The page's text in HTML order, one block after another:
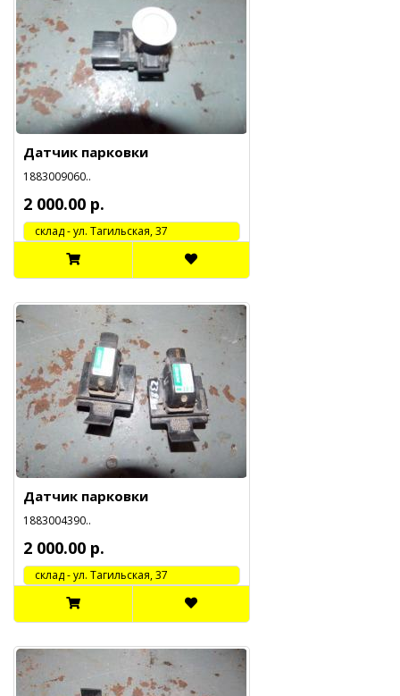
Датчик парковки
1883009060..
2 000.00 р.
cклад - ул. Тагильская, 37
Датчик парковки
1883004390..
2 000.00 р.
cклад - ул. Тагильская, 37